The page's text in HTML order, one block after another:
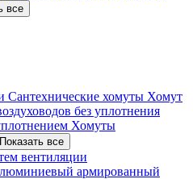
все
Сантехнические хомуты Хомут
без уплотнения
Хомуты
Показать все
вентиляции
армированный